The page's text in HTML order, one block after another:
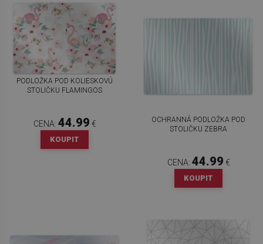
PODLOŽKA POD KOLIESKOVÚ
STOLIČKU FLAMINGOS
CENA: 44.99 €
KOUPIT
OCHRANNÁ PODLOŽKA POD
STOLIČKU ZEBRA
CENA: 44.99 €
KOUPIT